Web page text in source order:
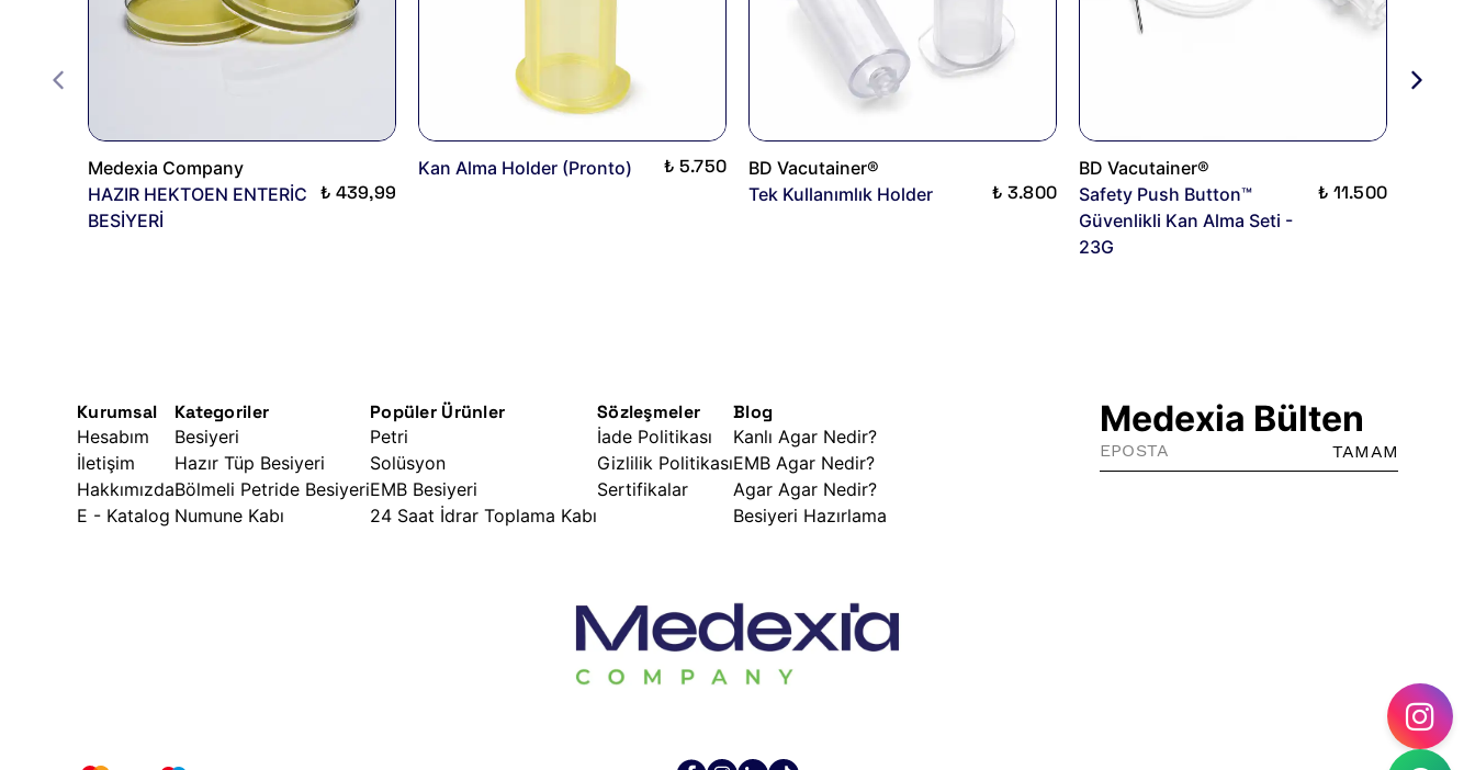
Medexia Company
HAZIR HEKTOEN ENTERİC
BESİYERİ
₺ 439,99
Kan Alma Holder (Pronto) ₺ 5.750
BD Vacutainer®
Tek Kullanımlık Holder
₺ 3.800
BD Vacutainer®
Safety Push Button™
Güvenlikli Kan Alma Seti -
23G
₺ 11.500
Kurumsal
Hesabım
İletişim
Hakkımızda
E - Katalog
Kategoriler
Besiyeri
Hazır Tüp Besiyeri
Bölmeli Petride Besiyeri
Numune Kabı
Popüler Ürünler
Petri
Solüsyon
EMB Besiyeri
24 Saat İdrar Toplama Kabı
Sözleşmeler
İade Politikası
Gizlilik Politikası
Sertifikalar
Blog
Kanlı Agar Nedir?
EMB Agar Nedir?
Agar Agar Nedir?
Besiyeri Hazırlama
Medexia Bülten
TAMAM